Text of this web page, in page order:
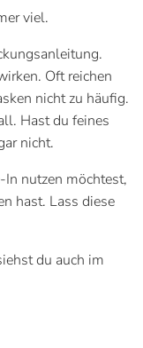
viel.
Oft reichen
nicht zu häufig.
Hast du feines
nicht.
nutzen möchtest,
hast. Lass diese
du auch im